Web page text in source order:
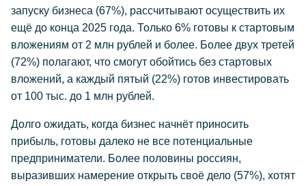
запуску бизнеса (67%), рассчитывают осуществить их
ещё до конца 2025 года. Только 6% готовы к стартовым
вложениям от 2 млн рублей и более. Более двух третей
(72%) полагают, что смогут обойтись без стартовых
вложений, а каждый пятый (22%) готов инвестировать
от 100 тыс. до 1 млн рублей.
Долго ожидать, когда бизнес начнёт приносить
прибыль, готовы далеко не все потенциальные
предприниматели. Более половины россиян,
выразивших намерение открыть своё дело (57%), хотят